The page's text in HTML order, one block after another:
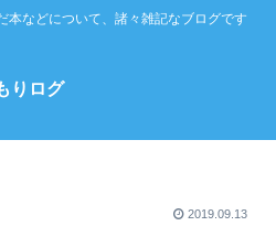
本などについて、諸々雑記なブログです
りログ
2019.09.13